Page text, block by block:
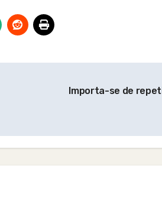
Importa-se de